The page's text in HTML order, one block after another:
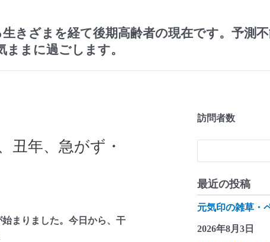
きざまを経て後期高齢者の現在です。予測
まに過ごします。
年、急がず・
まりました。今日から、干
訪問者数
最近の投稿
元気印の雑草・
2026年8月3日